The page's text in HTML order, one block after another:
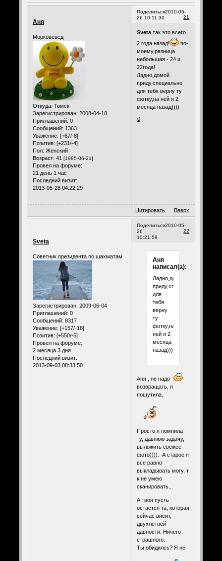
Поделиться
21
2010-05-
26 10:11:30
Аня
Морковевед
Откуда: Томск
Зарегистрирован: 2008-04-18
Приглашений: 0
Сообщений: 1363
Уважение: [+67/-8]
Позитив: [+231/-4]
Пол: Женский
Возраст: 41 [1985-06-21]
Провел на форуме:
21 день 1 час
Последний визит:
2013-05-28 04:22:29
Sveta,так это всего
2 года назад!
по-
моему,разница
небольшая - 24 и
22года!
Ладно,домой
приду,специально
для тебя верну ту
фотку,на ней я 2
месяца назад))))
0
Цитировать Вверх
Поделиться
22
2010-05-
26
10:21:59
Sveta
Советник президента по шахматам
Зарегистрирован: 2009-06-04
Приглашений: 0
Сообщений: 8317
Уважение: [+157/-18]
Позитив: [+550/-5]
Провел на форуме:
2 месяца 3 дня
Последний визит:
2013-09-03 08:33:50
Аня
написал(а):
Ладно,домой
приду,специально
для
тебя
верну
ту
фотку,на
ней я 2
месяца
назад))))
Аня , не надо
возвращать, я
пошутила,
Просто я помнила
ту, давнюю задачу,
выложить свежее
фото)))). А старое я
все равно
выкладывать могу, т
к не умею
сканировать...
А твоя пусть
остается та, которая
сейчас висит,
двухлетней
давности. Ничего
страшного.
Ты обидилсь? Я не